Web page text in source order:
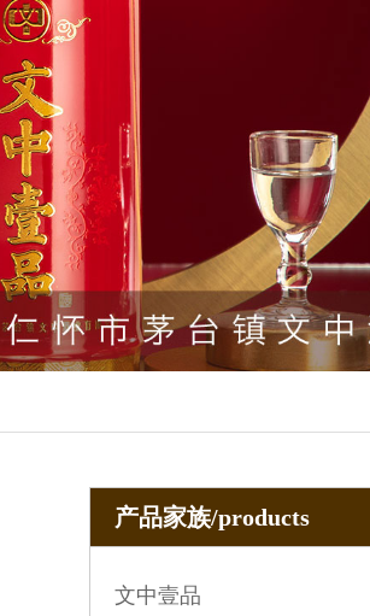
产品家族/products
文中壹品